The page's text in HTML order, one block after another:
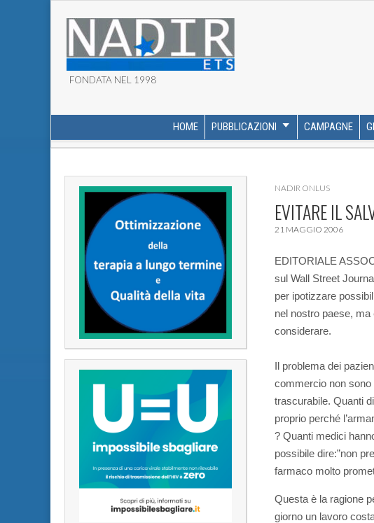
ASSOCIAZIONE NADIR ETS
FONDATA NEL 1998
MAIN MENU
HOME PUBBLICAZIONI CAMPAGNE
SUB MENU
NADIR ONLUS
EVITARE IL
21 MAGGIO 2006
EDITORIALE
sul Wall Street
per ipotizzare
nel nostro paese, ma
considerare.
Il problema dei
commercio non sono
trascurabile. Quanti
proprio perché
? Quanti medici
possibile dire:”non
farmaco molto
Questa è la ragione
giorno un lavoro